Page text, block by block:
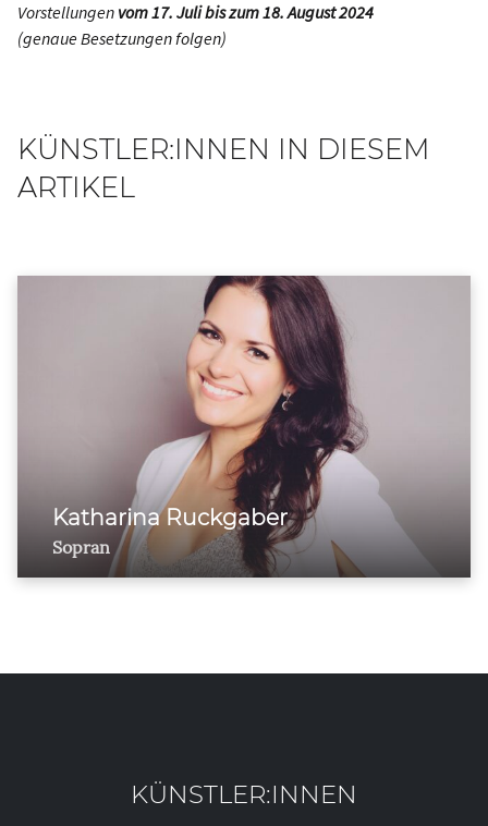
Vorstellungen vom 17. Juli bis zum 18. August 2024
(genaue Besetzungen folgen)
KÜNSTLER:INNEN IN DIESEM
ARTIKEL
Katharina Ruckgaber
Sopran
KÜNSTLER:INNEN